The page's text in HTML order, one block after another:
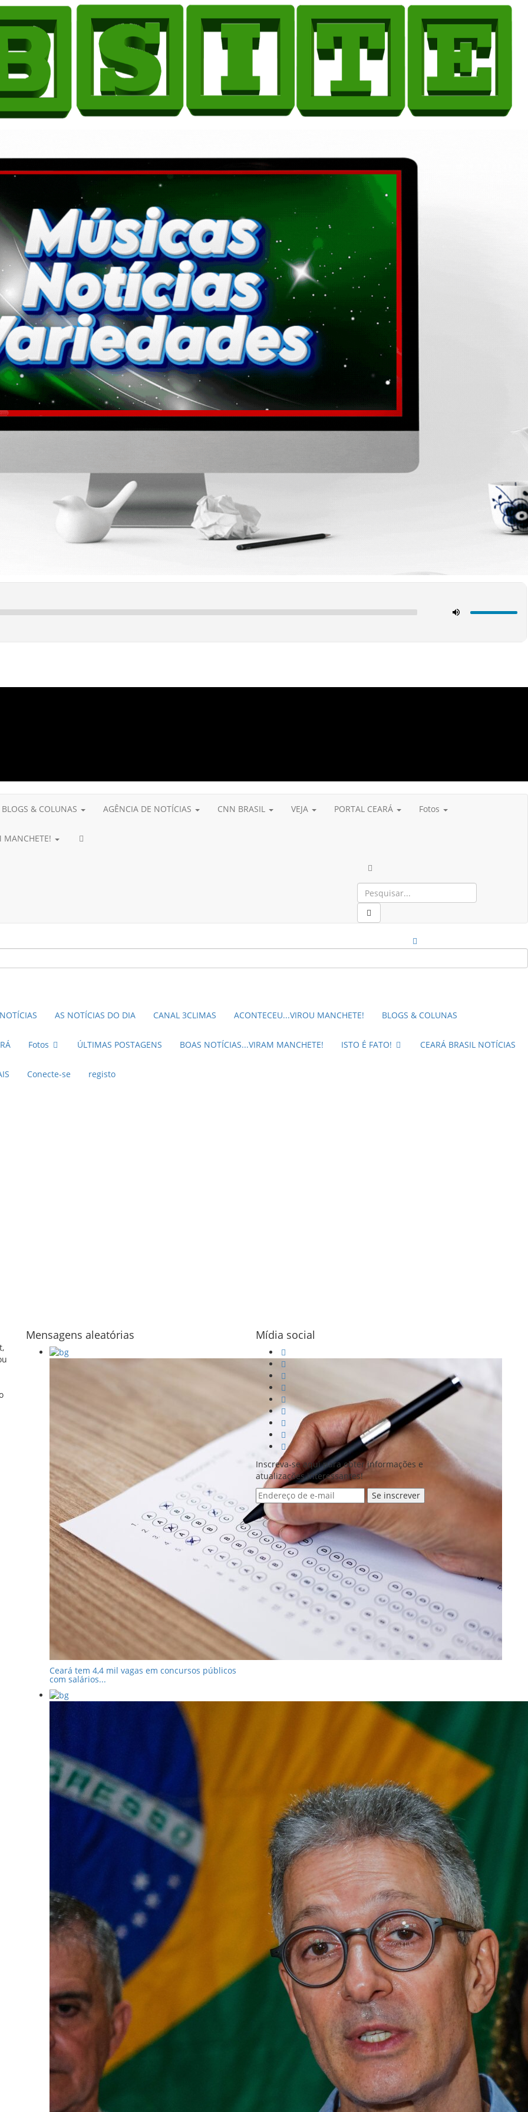
BLOGS & COLUNAS AGÊNCIA DE NOTÍCIAS CNN BRASIL VEJA PORTAL CEARÁ Fotos
MANCHETE!
AS NOTÍCIAS DO DIA CANAL 3CLIMAS ACONTECEU...VIROU MANCHETE! BLOGS & COLUNAS
Fotos ÚLTIMAS POSTAGENS BOAS NOTÍCIAS...VIRAM MANCHETE! ISTO É FATO! CEARÁ BRASIL NOTÍCIAS
Conecte-se registo
Mensagens aleatórias
Ceará tem 4,4 mil vagas em concursos públicos
com salários...
Mídia social
Inscreva-se aqui para obter informações e
atualizações interessantes!